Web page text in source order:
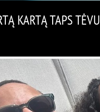
KARTĄ TAPS TĖVU